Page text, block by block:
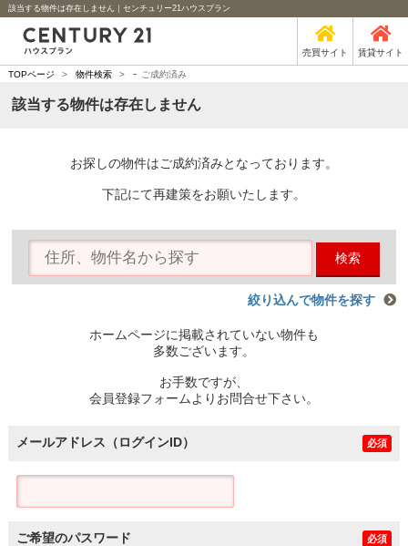
該当する物件は存在しません｜センチュリー21ハウスプラン
売買サイト 賃貸サイト
TOPページ > 物件検索 > - ご成約済み
該当する物件は存在しません
お探しの物件はご成約済みとなっております。
下記にて再建策をお願いたします。
検索
絞り込んで物件を探す
ホームページに掲載されていない物件も
多数ございます。
お手数ですが、
会員登録フォームよりお問合せ下さい。
メールアドレス（ログインID） 必須
ご希望のパスワード 必須